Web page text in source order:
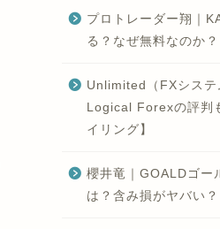
プロトレーダー翔｜
る？なぜ無料なのか
Unlimited（FXシステ
Logical Forexの評判
イリング】
櫻井竜｜GOALDゴー
は？含み損がヤバい？